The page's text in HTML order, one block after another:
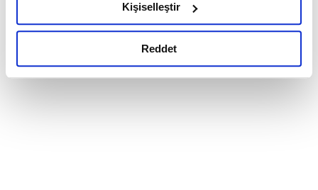
okumak ve sitemizi ziyaretiniz kapsamında
gerçekleştirilen veri işleme faaliyetleri ile ilgili daha
detaylı bilgi almak için lütfentıklayınız.
Kişiselleştir
Reddet